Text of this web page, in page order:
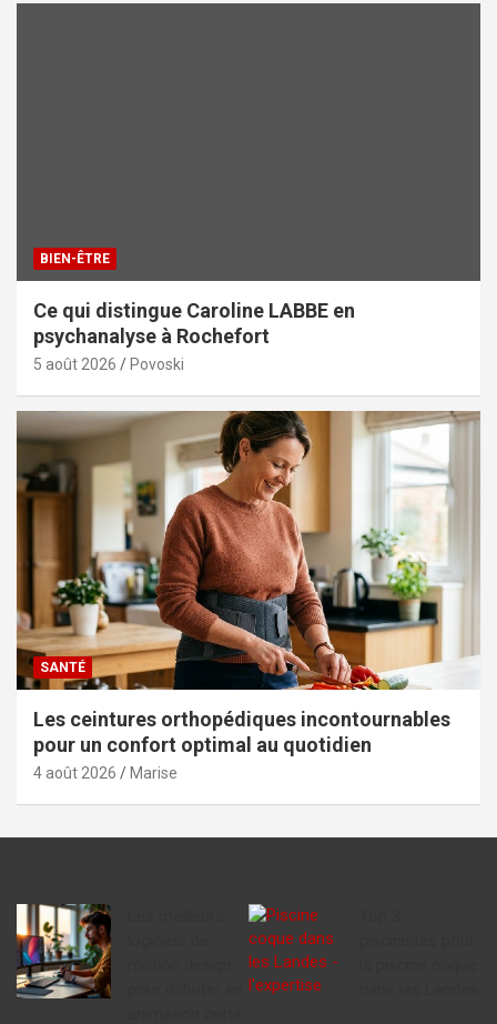
BIEN-ÊTRE
Ce qui distingue Caroline LABBE en
psychanalyse à Rochefort
5 août 2026 Povoski
SANTÉ
Les ceintures orthopédiques incontournables
pour un confort optimal au quotidien
4 août 2026 Marise